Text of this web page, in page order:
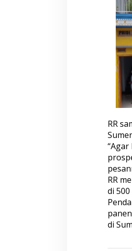
RR
RR
di
di